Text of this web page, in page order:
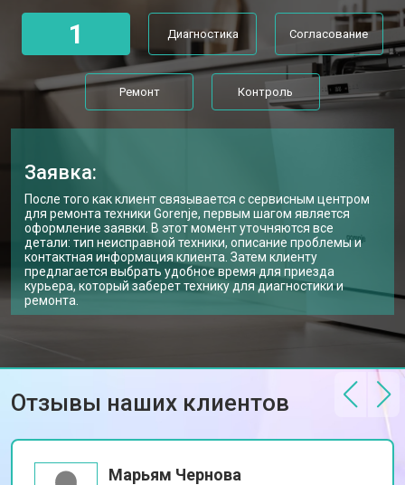
от 1100 ₽ Заказать
Замена водоприёмника от 2450 ₽ Заказать
Замена панели управления от 1550 ₽ Заказать
машины Gorenje
Ремонт/замена датчика
температуры
от 1590 ₽ Заказать
Замена замка посудомоечной
машины Gorenje
от 1600 ₽ Заказать
Ремонт электропроводки от 1250 ₽ Заказать
Замена шнура питания
(восстановление)
Заказать
1 Диагностика Согласование
Ремонт Контроль
Заявка:
После того как клиент связывается с сервисным центром
для ремонта техники Gorenje, первым шагом является
оформление заявки. В этот момент уточняются все
детали: тип неисправной техники, описание проблемы и
контактная информация клиента. Затем клиенту
предлагается выбрать удобное время для приезда
курьера, который заберет технику для диагностики и
ремонта.
Отзывы наших клиентов
Марьям Чернова